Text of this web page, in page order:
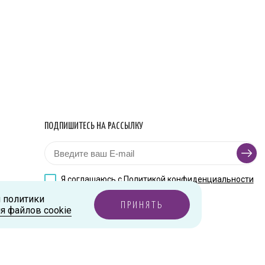
ПОДПИШИТЕСЬ НА РАССЫЛКУ
Я соглашаюсь сПолитикой конфиденциальности
файлов cookie
ПРИНЯТЬ